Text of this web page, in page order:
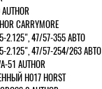
CARRYMORE
2.125", 47/57-355 АВТО
2.125", 47/57-254/263 АВТО
51 AUTHOR
H017 HORST